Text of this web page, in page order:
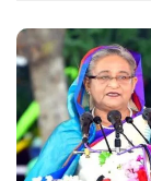
यहां तक गंभीर हैं कि
स्थिति में राहुल गांधी